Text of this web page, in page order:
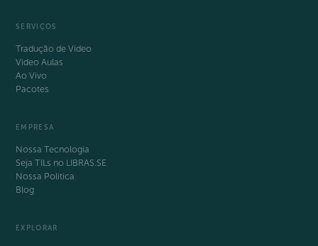
SERVIÇOS
Tradução de Vídeo
Video Aulas
Ao Vivo
Pacotes
EMPRESA
Nossa Tecnologia
Seja TILs no LIBRAS.SE
Nossa Política
Blog
EXPLORAR